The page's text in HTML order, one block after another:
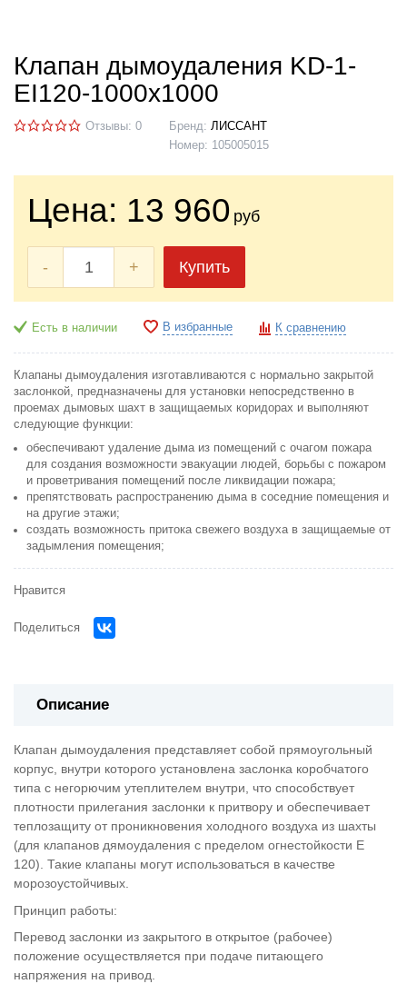
Клапан дымоудаления KD-1-
EI120-1000х1000
Отзывы: 0 Бренд: ЛИССАНТ
Номер: 105005015
Цена: 13 960 руб
- + Купить
Есть в наличии В избранные К сравнению
Клапаны дымоудаления изготавливаются с нормально закрытой
заслонкой, предназначены для установки непосредственно в
проемах дымовых шахт в защищаемых коридорах и выполняют
следующие функции:
обеспечивают удаление дыма из помещений с очагом пожара
для создания возможности эвакуации людей, борьбы с пожаром
и проветривания помещений после ликвидации пожара;
препятствовать распространению дыма в соседние помещения и
на другие этажи;
создать возможность притока свежего воздуха в защищаемые от
задымления помещения;
Нравится
Поделиться
Описание
Клапан дымоудаления представляет собой прямоугольный
корпус, внутри которого установлена заслонка коробчатого
типа с негорючим утеплителем внутри, что способствует
плотности прилегания заслонки к притвору и обеспечивает
теплозащиту от проникновения холодного воздуха из шахты
(для клапанов дямоудаления с пределом огнестойкости E
120). Такие клапаны могут использоваться в качестве
морозоустойчивых.
Принцип работы:
Перевод заслонки из закрытого в открытое (рабочее)
положение осуществляется при подаче питающего
напряжения на привод.